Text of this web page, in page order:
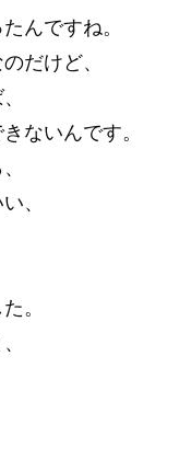
んですね。
だけど、
ないんです。
、
。